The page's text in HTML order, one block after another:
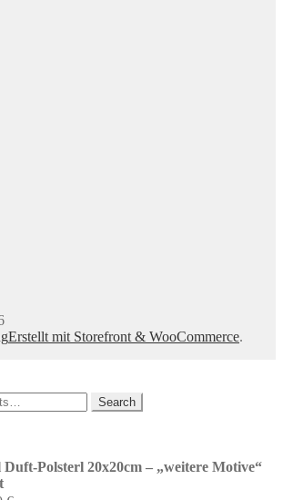
Erstellt mit Storefront & WooCommerce.
Search
Duft-Polsterl 20x20cm – „weitere Motive“